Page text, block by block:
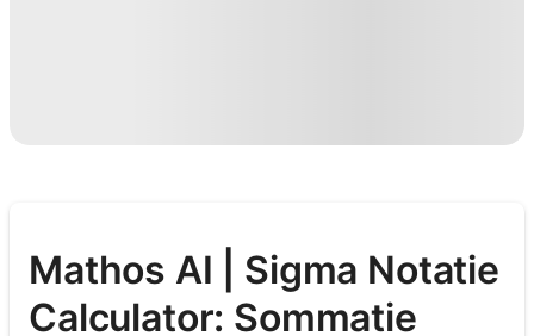
Mathos AI | Sigma Notatie
Calculator: Sommatie